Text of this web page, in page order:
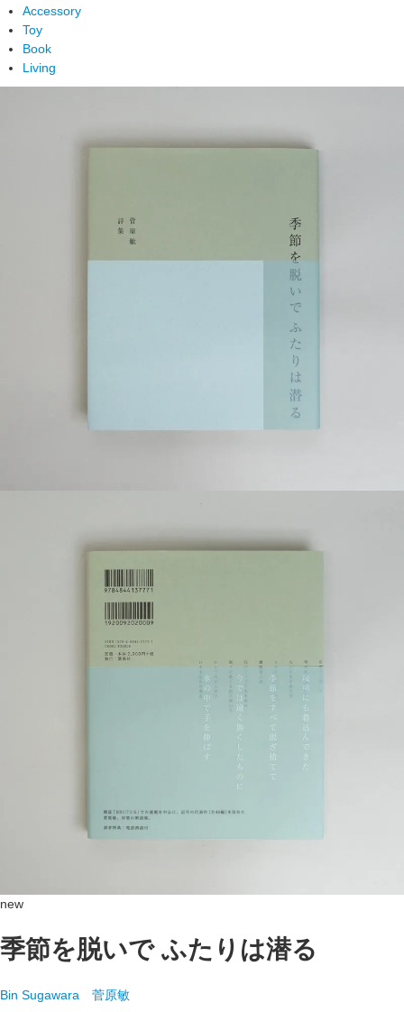
Accessory
Toy
Book
Living
new
季節を脱いで ふたりは潜る
Bin Sugawara 菅原敏